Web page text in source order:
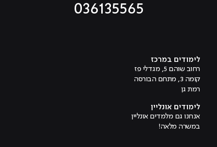
036135565
לימודים במרכז
רחוב שוהם 5, מגדלי פז
קומה 3, מתחם הבורסה
רמת גן
לימודים אונליין
אנחנו גם מלמדים אונליין
במשרה מלאה!